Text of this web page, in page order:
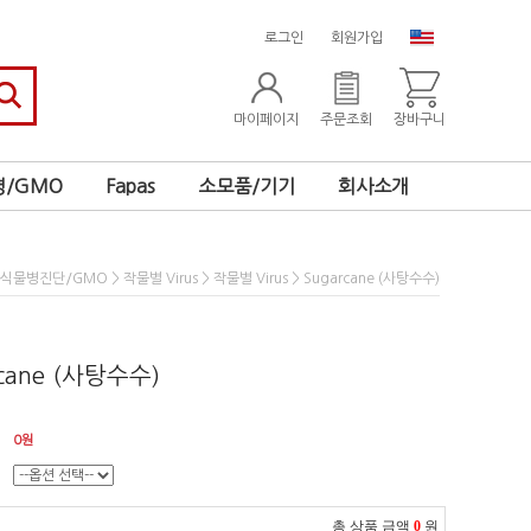
로그인 회원가입
마이페이지 주문조회 장바구니
/GMO Fapas 소모품/기기 회사소개
식물병진단/GMO > 작물별 Virus > 작물별 Virus > Sugarcane (사탕수수)
(사탕수수)
0원
총 상품 금액 0 원